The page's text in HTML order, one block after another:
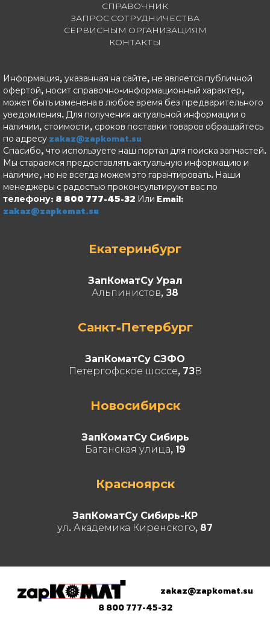
СПРАВОЧНИК
ЗАПРОС СОТРУДНИЧЕСТВА
СЕРВИСНЫМ ОРГАНИЗАЦИЯМ
КОНТАКТЫ
Информация, указанная на сайте, не является публичной
офертой, носит справочно-информационный характер,
может быть изменена в любое время без предварительного
уведомления. Для получения актуальной информации о
наличии, стоимости, сроков поставки товаров обращайтесь
по адресу zakaz@zapkomat.su
Спасибо, что используете наш портал для поиска запчастей.
Мы стараемся предоставлять актуальную информацию и
наличие, но не всегда можем это гарантировать. Наши
менеджеры с радостью проконсультируют вас по
телефону: 8 800 777-45-32 Или Email:
zakaz@zapkomat.su
Екатеринбург
ЗапКоматСу Урал
Альпинистов, 38
Санкт-Петербург
ЗапКоматСу СЗФО
Петергофское шоссе, 73В
Новосибирск
ЗапКоматСу Сибирь
Баганская улица, 19
Красноярск
ЗапКоматСу Сибирь-КР
ул. Академика Киренского, 87
zakaz@zapkomat.su
8 800 777-45-32